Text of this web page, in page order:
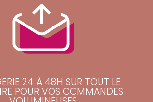
24 À 48H SUR TOUT LE
POUR VOS COMMANDES